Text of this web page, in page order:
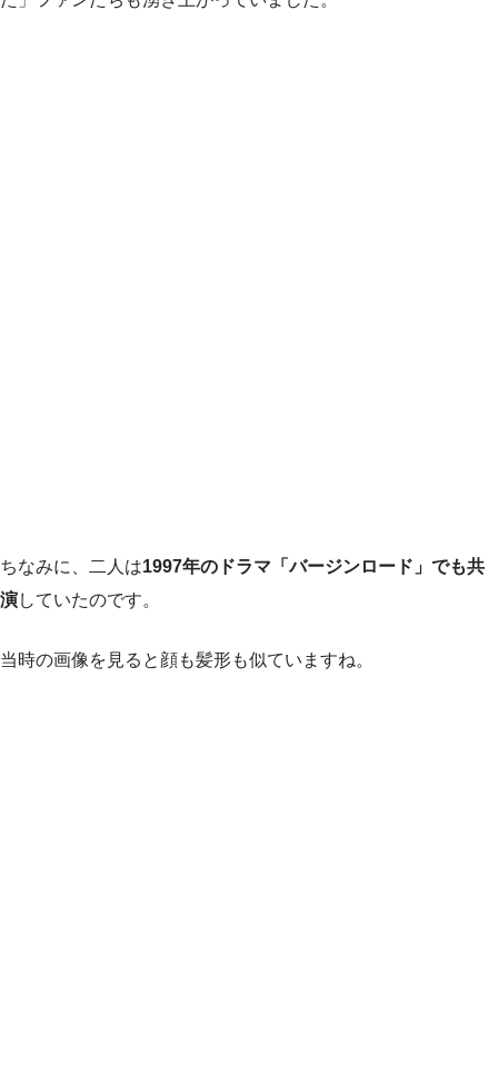
ちなみに、二人は1997年のドラマ「バージンロード」でも共
演していたのです。
当時の画像を見ると顔も髪形も似ていますね。